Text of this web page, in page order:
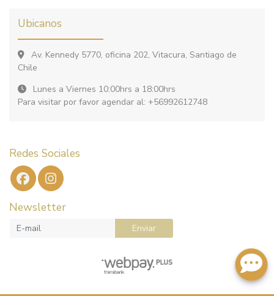
Ubicanos
Av. Kennedy 5770, oficina 202, Vitacura, Santiago de
Chile
Lunes a Viernes 10:00hrs a 18:00hrs
Para visitar por favor agendar al: +56992612748
Redes Sociales
Newsletter
Enviar